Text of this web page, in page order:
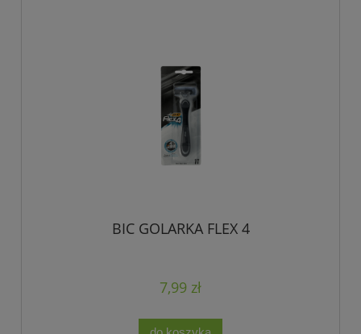
BIC GOLARKA FLEX 4
7,99 zł